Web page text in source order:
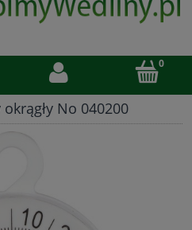
No 040200